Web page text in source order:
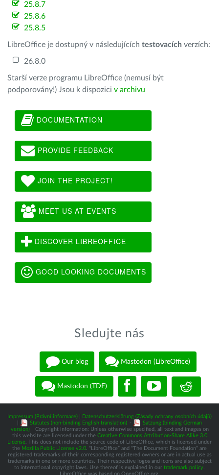
25.8.7
25.8.6
25.8.5
LibreOffice je dostupný v následujících testovacích verzích:
26.8.0
Starší verze programu LibreOffice (nemusí být
podporovány!) Jsou k dispozici v archivu
DOCUMENTATION
PROVIDE FEEDBACK
JOIN THE PROJECT!
MEET US AT EVENTS
DISCOVER LIBREOFFICE
GOOD LOOKING DOCUMENTS
Sledujte nás
Our blog Mastodon (LibreOffice)
Mastodon (TDF)
Impressum (Právní informace)
Datenschutzerklärung (Zásady ochrany osobních údajů)
Statutes (non-binding English translation) -
Satzung (binding German
version)
| Copyright information: Unless otherwise specified, all text and images on
this website are licensed under the Creative Commons Attribution-Share Alike 3.0
License . This does not include the source code of LibreOffice, which is licensed under
the Mozilla Public License v2.0 . “LibreOffice” and “The Document Foundation” are
registered trademarks of their corresponding registered owners or are in actual use as
trademarks in one or more countries. Their respective logos and icons are also subject
to international copyright laws. Use thereof is explained in our trademark policy
LibreOffice was based on OpenOffice.org.